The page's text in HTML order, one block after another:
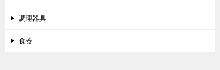
調理器具
食器